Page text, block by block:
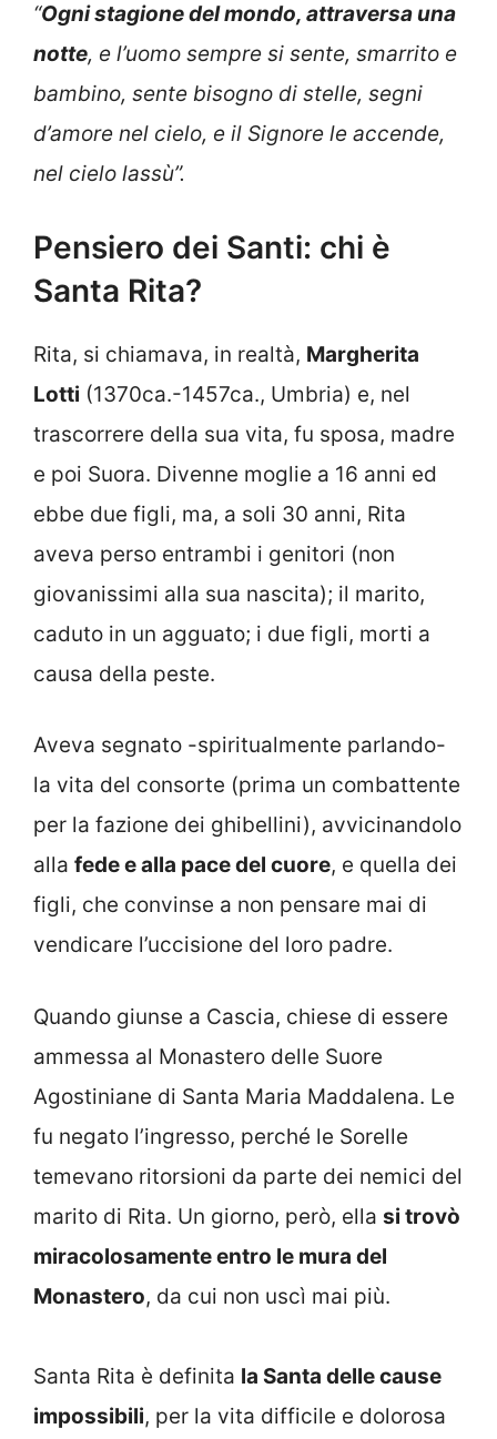
“Ogni stagione del mondo, attraversa una
notte, e l’uomo sempre si sente, smarrito e
bambino, sente bisogno di stelle, segni
d’amore nel cielo, e il Signore le accende,
nel cielo lassù”.
Pensiero dei Santi: chi è
Santa Rita?
Rita, si chiamava, in realtà, Margherita
Lotti (1370ca.-1457ca., Umbria) e, nel
trascorrere della sua vita, fu sposa, madre
e poi Suora. Divenne moglie a 16 anni ed
ebbe due figli, ma, a soli 30 anni, Rita
aveva perso entrambi i genitori (non
giovanissimi alla sua nascita); il marito,
caduto in un agguato; i due figli, morti a
causa della peste.
Aveva segnato -spiritualmente parlando-
la vita del consorte (prima un combattente
per la fazione dei ghibellini), avvicinandolo
alla fede e alla pace del cuore, e quella dei
figli, che convinse a non pensare mai di
vendicare l’uccisione del loro padre.
Quando giunse a Cascia, chiese di essere
ammessa al Monastero delle Suore
Agostiniane di Santa Maria Maddalena. Le
fu negato l’ingresso, perché le Sorelle
temevano ritorsioni da parte dei nemici del
marito di Rita. Un giorno, però, ella si trovò
miracolosamente entro le mura del
Monastero, da cui non uscì mai più.
Santa Rita è definita la Santa delle cause
impossibili, per la vita difficile e dolorosa